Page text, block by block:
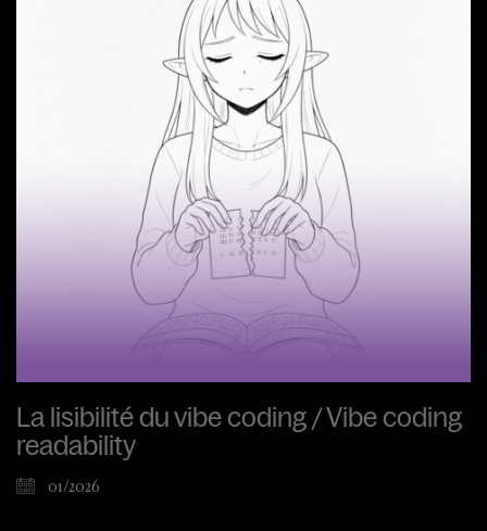
La lisibilité du vibe coding / Vibe coding
readability
01/2026